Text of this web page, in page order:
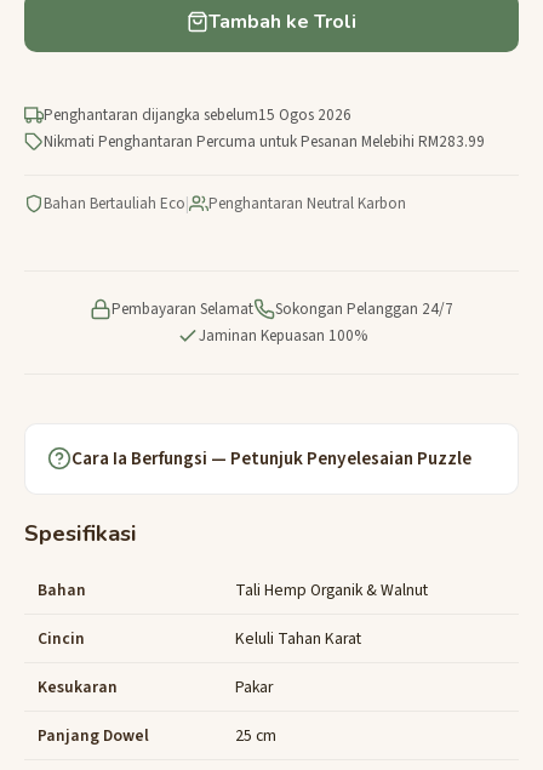
Tambah ke Troli
Penghantaran dijangka sebelum15 Ogos 2026
Nikmati Penghantaran Percuma untuk Pesanan Melebihi RM283.99
Bahan Bertauliah Eco| Penghantaran Neutral Karbon
Pembayaran Selamat
Sokongan Pelanggan 24/7
Jaminan Kepuasan 100%
Cara Ia Berfungsi — Petunjuk Penyelesaian Puzzle
Spesifikasi
Bahan Tali Hemp Organik & Walnut
Cincin Keluli Tahan Karat
Kesukaran Pakar
Panjang Dowel 25 cm